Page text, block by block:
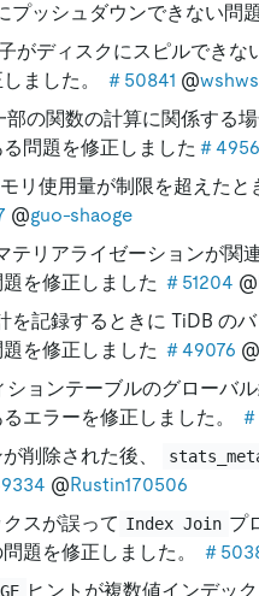
プッシュダウンできない問
がディスクにスピルでき
ました。
＃50841 @
部の関数の計算に関係する
問題を修正しました ＃
リ使用量が制限を超えた
@guo-shaoge
テリアライゼーションが関
を修正しました ＃51204 @
を記録するときに TiDB の
を修正しました ＃49076 @
ションテーブルのグローバ
エラーを修正しました。
削除された後、
@Rustin170506
スが誤って Index Join プ
題を修正しました。
＃
ヒントが複数値インデッ